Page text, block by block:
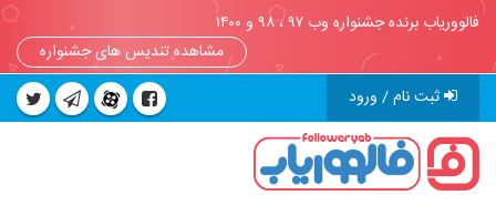
فالووریاب برنده جشنواره وب ۹۷ ، ۹۸ و ۱۴۰۰
مشاهده تندیس های جشنواره
ثبت نام / ورود